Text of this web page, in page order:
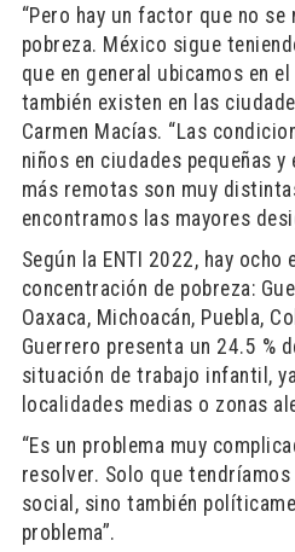
“Pero hay un factor que no se
pobreza. México sigue
que en general ubicamos en
también existen en las
Carmen Macías. “Las
niños en ciudades pequeñas
más remotas son muy
encontramos las mayores
Según la ENTI 2022, hay
concentración de pobreza:
Oaxaca, Michoacán, Puebla,
Guerrero presenta un 24.5 %
situación de trabajo infantil,
localidades medias o zonas
“Es un problema muy
resolver. Solo que
social, sino también
problema”.